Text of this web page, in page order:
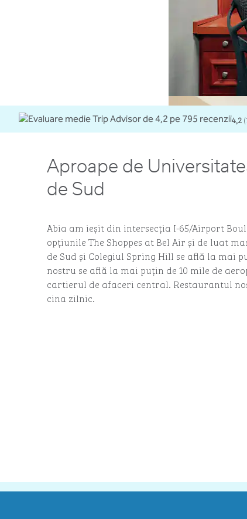
4,2(
Aproape de
de Sud
Abia am ieșit din intersecția I-65/Airport
opțiunile The Shoppes at Bel Air și de luat
de Sud și Colegiul Spring Hill se află la mai
nostru se află la mai puțin de 10 mile de
cartierul de afaceri central. Restaurantul
cina zilnic.